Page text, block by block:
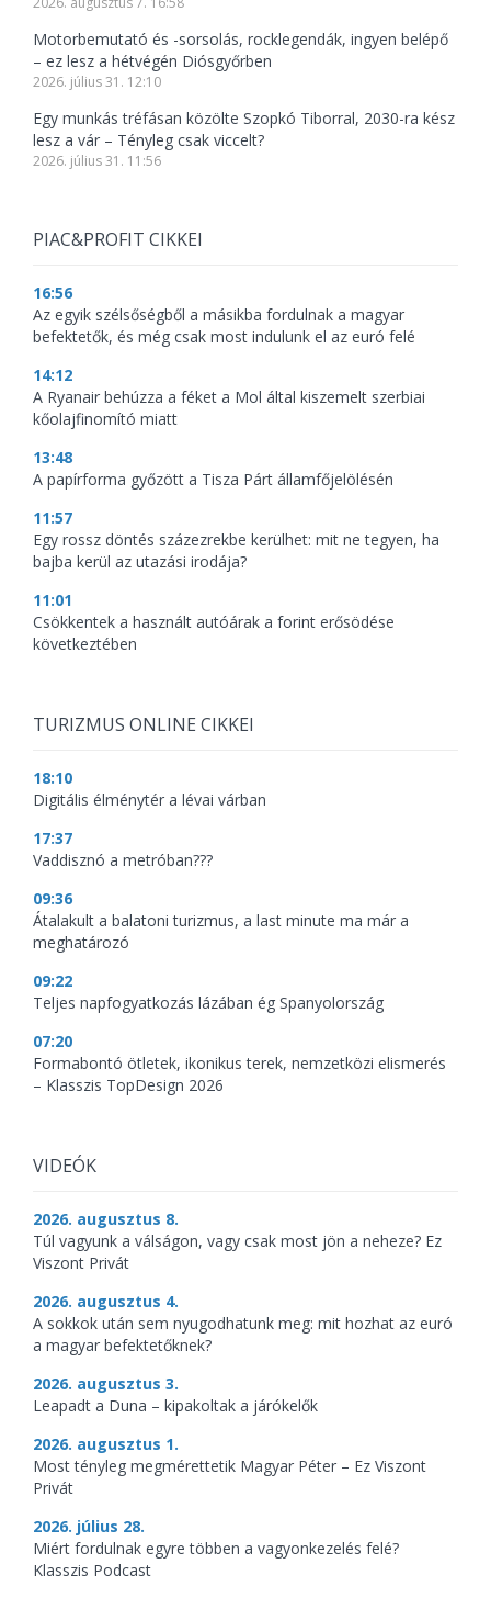
Motorbemutató és -sorsolás, rocklegendák, ingyen belépő
– ez lesz a hétvégén Diósgyőrben
2026. július 31. 12:10
Egy munkás tréfásan közölte Szopkó Tiborral, 2030-ra kész
lesz a vár – Tényleg csak viccelt?
2026. július 31. 11:56
PIAC&PROFIT CIKKEI
16:56
Az egyik szélsőségből a másikba fordulnak a magyar
befektetők, és még csak most indulunk el az euró felé
14:12
A Ryanair behúzza a féket a Mol által kiszemelt szerbiai
kőolajfinomító miatt
13:48
A papírforma győzött a Tisza Párt államfőjelölésén
11:57
Egy rossz döntés százezrekbe kerülhet: mit ne tegyen, ha
bajba kerül az utazási irodája?
11:01
Csökkentek a használt autóárak a forint erősödése
következtében
TURIZMUS ONLINE CIKKEI
18:10
Digitális élménytér a lévai várban
17:37
Vaddisznó a metróban???
09:36
Átalakult a balatoni turizmus, a last minute ma már a
meghatározó
09:22
Teljes napfogyatkozás lázában ég Spanyolország
07:20
Formabontó ötletek, ikonikus terek, nemzetközi elismerés
– Klasszis TopDesign 2026
VIDEÓK
2026. augusztus 8.
Túl vagyunk a válságon, vagy csak most jön a neheze? Ez
Viszont Privát
2026. augusztus 4.
A sokkok után sem nyugodhatunk meg: mit hozhat az euró
a magyar befektetőknek?
2026. augusztus 3.
Leapadt a Duna – kipakoltak a járókelők
2026. augusztus 1.
Most tényleg megmérettetik Magyar Péter – Ez Viszont
Privát
2026. július 28.
Miért fordulnak egyre többen a vagyonkezelés felé?
Klasszis Podcast